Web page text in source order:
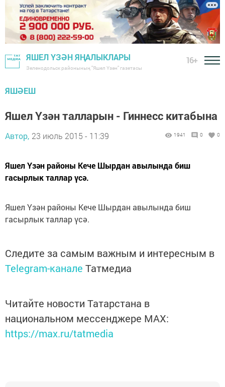
ЯШЕЛ ҮЗӘН ЯҢАЛЫКЛАРЫ
Зеленодольск районының "Яшел Үзән" газетасы
16+
ЯШӘЕШ
Яшел Үзән талларын - Гиннесс китабына
Автор, 23 июль 2015 - 11:39 1941 0 0
Яшел Үзән районы Кече Шырдан авылында биш
гасырлык таллар үсә.
Яшел Үзән районы Кече Шырдан авылында биш
гасырлык таллар үсә.
Следите за самым важным и интересным в
Telegram-канале Татмедиа
Читайте новости Татарстана в
национальном мессенджере MАХ:
https://max.ru/tatmedia